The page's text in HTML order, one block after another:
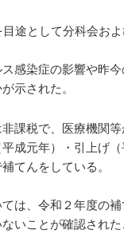
途として分科会およ
感染症の影響や昨
示された。
課税で、医療機関
成元年）・引上げ
てんをしている。
は、令和２年度の
いことが確認され